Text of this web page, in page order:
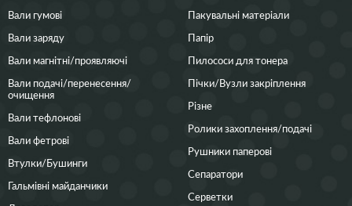
Вали гумові
Вали заряду
Вали магнітні/проявляючі
Вали подачі/перенесення/
очищення
Вали тефлонові
Вали фетрові
Втулки/Бушинги
Гальмівні майданчики
Пакувальні матеріали
Папір
Пилососи для тонера
Пічки/Вузли закріплення
Різне
Ролики захоплення/подачі
Рушники паперові
Сепаратори
Серветки